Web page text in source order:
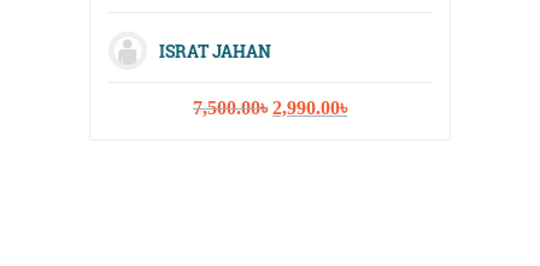
ISRAT JAHAN
7,500.00৳ Original
2,990.00৳Current